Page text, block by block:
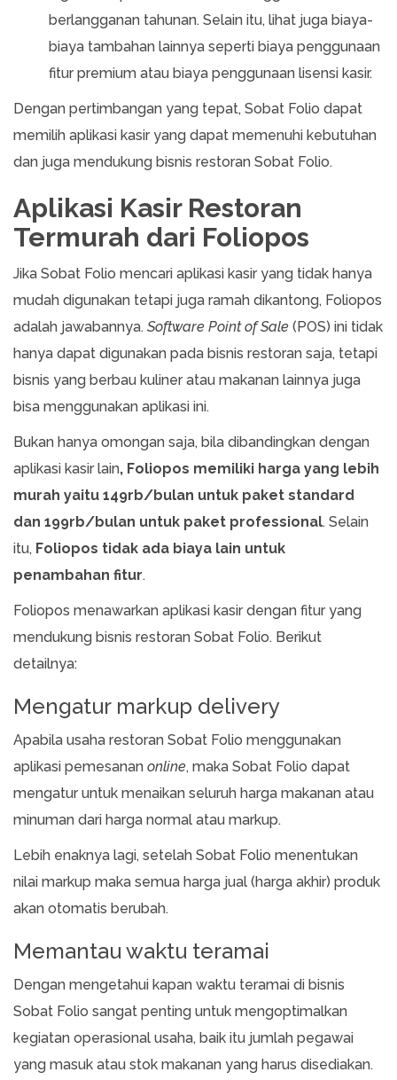
berlangganan tahunan. Selain itu, lihat juga biaya-
biaya tambahan lainnya seperti biaya penggunaan
fitur premium atau biaya penggunaan lisensi kasir.
Dengan pertimbangan yang tepat, Sobat Folio dapat
memilih aplikasi kasir yang dapat memenuhi kebutuhan
dan juga mendukung bisnis restoran Sobat Folio.
Aplikasi Kasir Restoran
Termurah dari Foliopos
Jika Sobat Folio mencari aplikasi kasir yang tidak hanya
mudah digunakan tetapi juga ramah dikantong, Foliopos
adalah jawabannya. Software Point of Sale (POS) ini tidak
hanya dapat digunakan pada bisnis restoran saja, tetapi
bisnis yang berbau kuliner atau makanan lainnya juga
bisa menggunakan aplikasi ini.
Bukan hanya omongan saja, bila dibandingkan dengan
aplikasi kasir lain, Foliopos memiliki harga yang lebih
murah yaitu 149rb/bulan untuk paket standard
dan 199rb/bulan untuk paket professional. Selain
itu, Foliopos tidak ada biaya lain untuk
penambahan fitur.
Foliopos menawarkan aplikasi kasir dengan fitur yang
mendukung bisnis restoran Sobat Folio. Berikut
detailnya:
Mengatur markup delivery
Apabila usaha restoran Sobat Folio menggunakan
aplikasi pemesanan online, maka Sobat Folio dapat
mengatur untuk menaikan seluruh harga makanan atau
minuman dari harga normal atau markup.
Lebih enaknya lagi, setelah Sobat Folio menentukan
nilai markup maka semua harga jual (harga akhir) produk
akan otomatis berubah.
Memantau waktu teramai
Dengan mengetahui kapan waktu teramai di bisnis
Sobat Folio sangat penting untuk mengoptimalkan
kegiatan operasional usaha, baik itu jumlah pegawai
yang masuk atau stok makanan yang harus disediakan.